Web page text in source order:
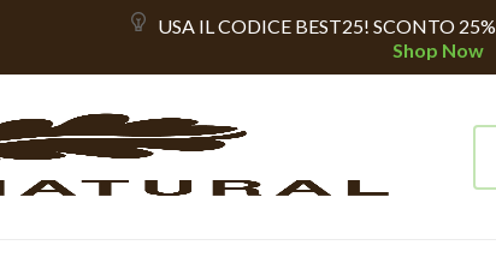
USA IL CODICE BEST25! SCONTO
Shop Now